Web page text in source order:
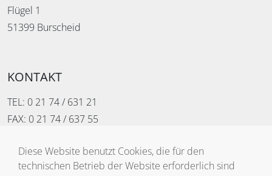
Flügel 1
51399 Burscheid
KONTAKT
TEL: 0 21 74 / 631 21
FAX: 0 21 74 / 637 55
Diese Website benutzt Cookies, die für den
technischen Betrieb der Website erforderlich sind